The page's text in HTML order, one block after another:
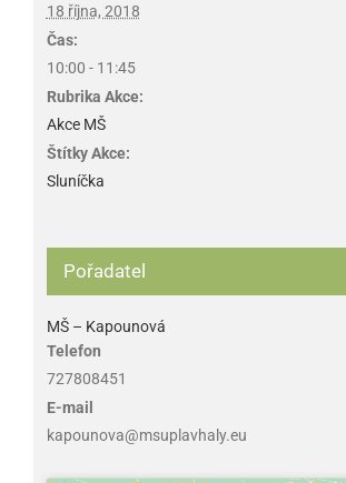
18 října, 2018
Čas:
10:00 - 11:45
Rubrika Akce:
Akce MŠ
Štítky Akce:
Sluníčka
Pořadatel
MŠ – Kapounová
Telefon
727808451
E-mail
kapounova@msuplavhaly.eu